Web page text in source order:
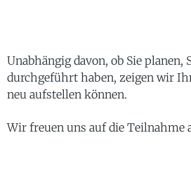
Unabhängig davon, ob Sie
durchgeführt haben, zeigen wir
neu aufstellen können.
Wir freuen uns auf die Teilnahme